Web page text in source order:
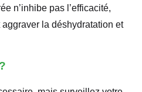
n’inhibe pas l’efficacité,
la déshydratation et